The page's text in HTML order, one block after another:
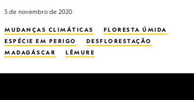
5 de novembro de 2020
MUDANÇAS CLIMÁTICAS
FLORESTA ÚMIDA
ESPÉCIE EM PERIGO
DESFLORESTAÇÃO
MADAGÁSCAR
LÊMURE